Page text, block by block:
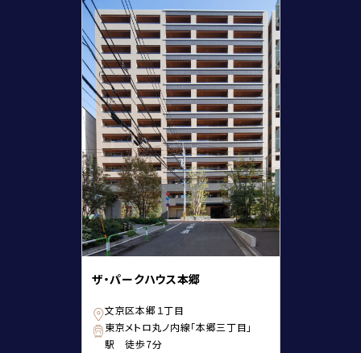
ザ・パークハウス本郷
文京区本郷１丁目
東京メトロ丸ノ内線「本郷三丁目」
駅 徒歩7分